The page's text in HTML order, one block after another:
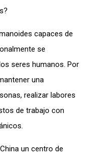
capaces de
se
seres humanos. Por
una
realizar labores
de trabajo con
un centro de